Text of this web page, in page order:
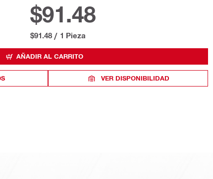
$91.48
$91.48 / 1 Pieza
AÑADIR AL CARRITO
VER DISPONIBILIDAD